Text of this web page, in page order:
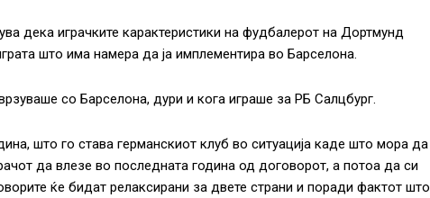
дека играчките карактеристики на фудбалерот на Дортмунд
што има намера да ја имплементира во Барселона.
со Барселона, дури и кога играше за РБ Салцбург.
што го става германскиот клуб во ситуација каде што мора да
да влезе во последната година од договорот, а потоа да си
ќе бидат релаксирани за двете страни и поради фактот што